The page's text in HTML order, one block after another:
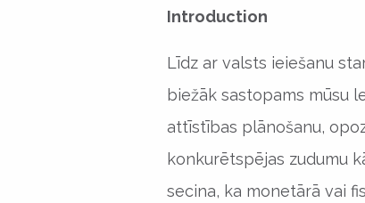
Introduction
Līdz ar valsts ieiešanu
biežāk sastopams mūsu
attīstības plānošanu,
konkurētspējas zudumu
secina, ka monetārā vai